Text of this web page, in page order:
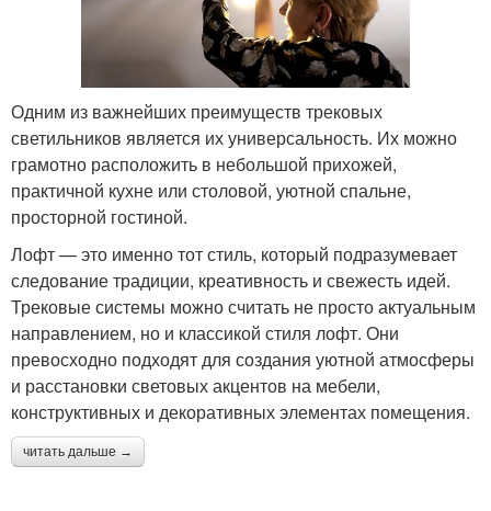
Одним из важнейших преимуществ трековых
светильников является их универсальность. Их можно
грамотно расположить в небольшой прихожей,
практичной кухне или столовой, уютной спальне,
просторной гостиной.
Лофт — это именно тот стиль, который подразумевает
следование традиции, креативность и свежесть идей.
Трековые системы можно считать не просто актуальным
направлением, но и классикой стиля лофт. Они
превосходно подходят для создания уютной атмосферы
и расстановки световых акцентов на мебели,
конструктивных и декоративных элементах помещения.
читать дальше →